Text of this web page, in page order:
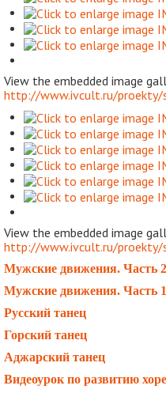
View the embedded image
http://www.ivcult.ru/proekty/
View the embedded image
http://www.ivcult.ru/proekty/
Мужские движения. Часть 2
Мужские движения. Часть 1
Русский танец
Горский танец
Аджарский танец
Видеоурок по развитию